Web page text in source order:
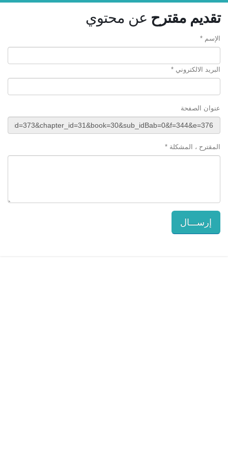
تقديم مقترح عن محتوي
الإسم *
البريد الالكتروني *
عنوان الصفحة
المقترح ، المشكلة *